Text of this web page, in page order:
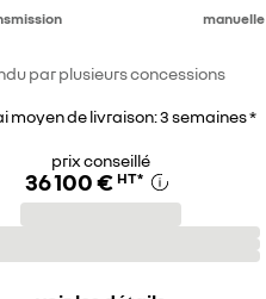
manuelle
par plusieurs concessions
moyen de livraison: 3 semaines *
prix conseillé
36 100 € HT*